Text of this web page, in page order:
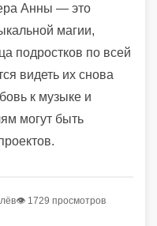
Анны — это
магии,
подростков по всей
видеть их снова
к музыке и
могут быть
👁 1729 просмотров